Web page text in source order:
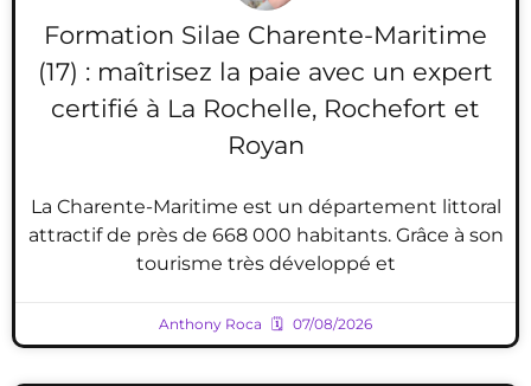
Formation Silae Charente-Maritime
(17) : maîtrisez la paie avec un expert
certifié à La Rochelle, Rochefort et
Royan
La Charente-Maritime est un département littoral
attractif de près de 668 000 habitants. Grâce à son
tourisme très développé et
Anthony Roca 07/08/2026